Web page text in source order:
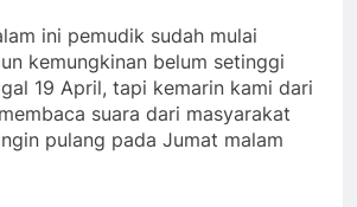
ini pemudik sudah mulai
kemungkinan belum setinggi
19 April, tapi kemarin kami dari
suara dari masyarakat
pulang pada Jumat malam